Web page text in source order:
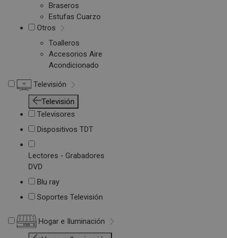
Braseros
Estufas Cuarzo
Otros
Toalleros
Accesorios Aire
Acondicionado
Televisión
Televisión
Televisores
Dispositivos TDT
Lectores - Grabadores
DVD
Blu ray
Soportes Televisión
Hogar e Iluminación